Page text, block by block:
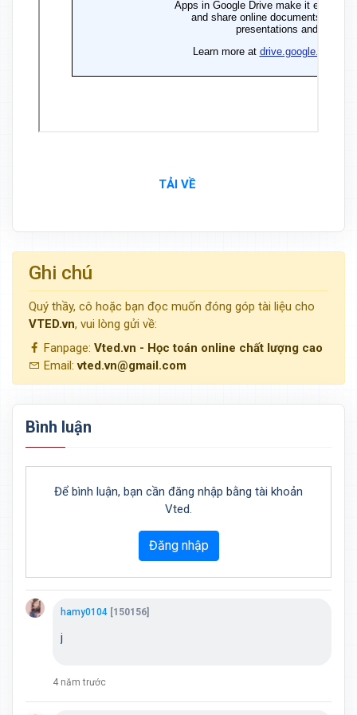
TẢI VỀ
Ghi chú
Quý thầy, cô hoặc bạn đọc muốn đóng góp tài liệu cho
VTED.vn, vui lòng gửi về:
Fanpage: Vted.vn - Học toán online chất lượng cao
Email:vted.vn@gmail.com
Bình luận
Để bình luận, bạn cần đăng nhập bằng tài khoản
Vted.
Đăng nhập
hamy0104 [150156]
j
4 năm trước